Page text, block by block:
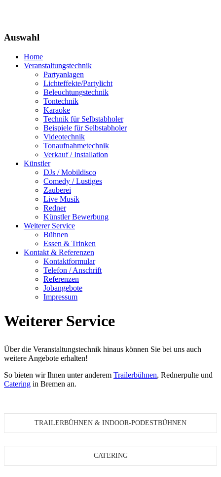
Auswahl
Home
Veranstaltungstechnik
Partyanlagen
Lichteffekte/Partylicht
Beleuchtungstechnik
Tontechnik
Karaoke
Technik für Selbstabholer
Beispiele für Selbstabholer
Videotechnik
Tonaufnahmetechnik
Verkauf / Installation
Künstler
DJs / Mobildisco
Comedy / Lustiges
Zauberei
Live Musik
Redner
Künstler Bewerbung
Weiterer Service
Bühnen
Essen & Trinken
Kontakt & Referenzen
Kontaktformular
Telefon / Anschrift
Referenzen
Jobangebote
Impressum
Weiterer Service
Über die Veranstaltungstechnik hinaus können Sie bei uns auch
weitere Angebote erhalten!
So bieten wir Ihnen unter anderem Trailerbühnen, Rednerpulte und
Catering in Bremen an.
TRAILERBÜHNEN & INDOOR-PODESTBÜHNEN
CATERING